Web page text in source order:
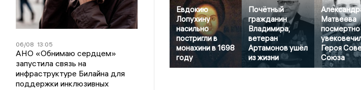
06/08 13:05
АНО «Обнимаю сердцем»
запустила связь на
инфраструктуре Билайна для
поддержки инклюзивных
Евдокию
Лопухину
насильно
постригли в
монахини в 1698
году
Почётный
гражданин
Владимира,
ветеран
Артамонов ушёл
из жизни
Матвеева
посмертно
Героя
Союза